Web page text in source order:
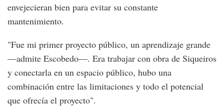
envejecieran bien para evitar su constante
mantenimiento.
"Fue mi primer proyecto público, un aprendizaje grande
—admite Escobedo—. Era trabajar con obra de Siqueiros
y conectarla en un espacio público, hubo una
combinación entre las limitaciones y todo el potencial
que ofrecía el proyecto".